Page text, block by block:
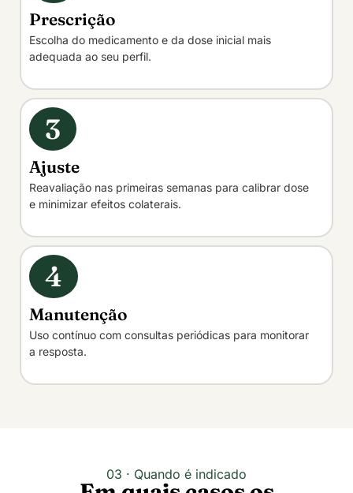
Prescrição
Escolha do medicamento e da dose inicial mais
adequada ao seu perfil.
3
Ajuste
Reavaliação nas primeiras semanas para calibrar dose
e minimizar efeitos colaterais.
4
Manutenção
Uso contínuo com consultas periódicas para monitorar
a resposta.
03 · Quando é indicado